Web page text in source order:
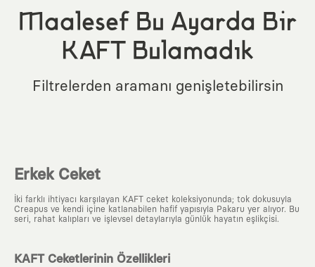
Maalesef Bu Ayarda Bir
KAFT Bulamadık
Filtrelerden aramanı genişletebilirsin
Erkek Ceket
İki farklı ihtiyacı karşılayan KAFT ceket koleksiyonunda; tok dokusuyla
Creapus ve kendi içine katlanabilen hafif yapısıyla Pakaru yer alıyor. Bu
seri, rahat kalıpları ve işlevsel detaylarıyla günlük hayatın eşlikçisi.
KAFT Ceketlerinin Özellikleri